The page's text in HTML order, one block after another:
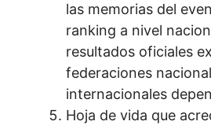
las memorias del
ranking a nivel
resultados oficiales
federaciones
internacionales
Hoja de vida que